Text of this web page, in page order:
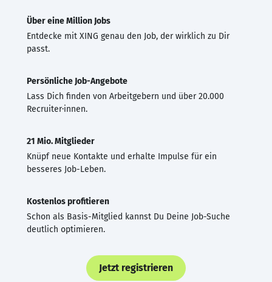
Über eine Million Jobs
Entdecke mit XING genau den Job, der wirklich zu Dir
passt.
Persönliche Job-Angebote
Lass Dich finden von Arbeitgebern und über 20.000
Recruiter·innen.
21 Mio. Mitglieder
Knüpf neue Kontakte und erhalte Impulse für ein
besseres Job-Leben.
Kostenlos profitieren
Schon als Basis-Mitglied kannst Du Deine Job-Suche
deutlich optimieren.
Jetzt registrieren